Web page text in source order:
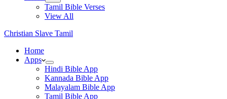
Tamil Bible Verses
View All
Christian Slave Tamil
Home
Apps
Hindi Bible App
Kannada Bible App
Malayalam Bible App
Tamil Bible App